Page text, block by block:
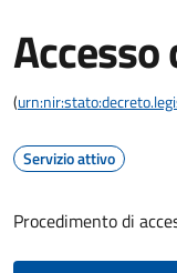
(
Servizio attivo
Procedimento di